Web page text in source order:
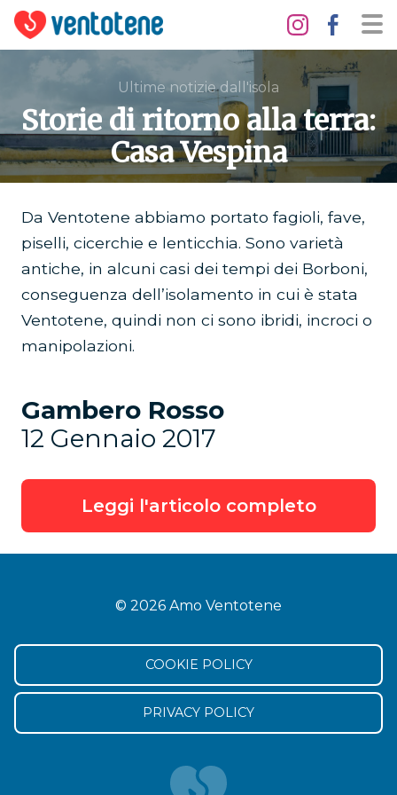
Ultime notizie dall'isola
Storie di ritorno alla terra:
Casa Vespina
Da Ventotene abbiamo portato fagioli, fave,
piselli, cicerchie e lenticchia. Sono varietà
antiche, in alcuni casi dei tempi dei Borboni,
conseguenza dell’isolamento in cui è stata
Ventotene, quindi non ci sono ibridi, incroci o
manipolazioni.
Gambero Rosso
12 Gennaio 2017
Leggi l'articolo completo
© 2026 Amo Ventotene
COOKIE POLICY
PRIVACY POLICY